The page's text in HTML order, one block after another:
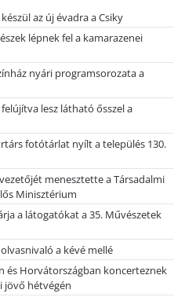
az új évadra a Csiky
lépnek fel a kamarazenei
nyári programsorozata a
lesz látható ősszel a
fotótárlat nyílt a település 130.
menesztette a Társadalmi
Minisztérium
a látogatókat a 35. Művészetek
a kévé mellé
és Horvátországban koncerteznek
jövő hétvégén